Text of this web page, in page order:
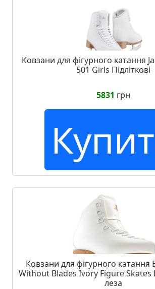
Ковзани для фігурного катання
501 Girls Підліткові
5831 грн
Ковзани для фігурного катання
Without Blades Ivory Figure Skates
леза